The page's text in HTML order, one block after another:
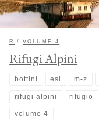
R VOLUME 4
Rifugi Alpini
bottini esl m-z
rifugi alpini rifugio
volume 4